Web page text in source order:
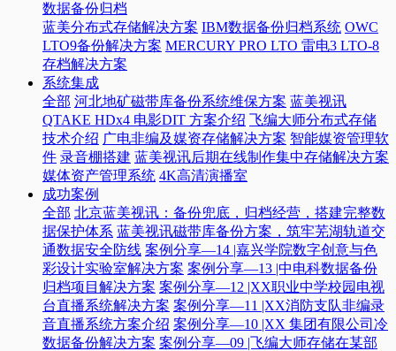
数据备份归档
蓝美分布式存储解决方案 IBM数据备份归档系统 OWC
LTO9备份解决方案 MERCURY PRO LTO 雷电3 LTO-8
存档解决方案
系统集成
全部 河北地矿磁带库备份系统维保方案 蓝美视讯
QTAKE HDx4 电影DIT 方案介绍 飞编大师分布式存储
技术介绍 广电非编及媒资存储解决方案 智能媒资管理软
件 录音棚搭建 蓝美视讯后期在线制作集中存储解决方案
媒体资产管理系统 4K高清演播室
成功案例
全部 北京蓝美视讯：备份兜底，归档经营，搭建完整数
据保护体系 蓝美视讯磁带库备份方案，筑牢芜湖轨道交
通数据安全防线 案例分享—14 |嘉兴学院数字创意与色
彩设计实验室解决方案 案例分享—13 |中电科数据备份
归档项目解决方案 案例分享—12 |XX职业中学校园电视
台直播系统解决方案 案例分享—11 |XX消防支队非编录
音直播系统方案介绍 案例分享—10 |XX 集团有限公司冷
数据备份解决方案 案例分享—09 |飞编大师存储在某部